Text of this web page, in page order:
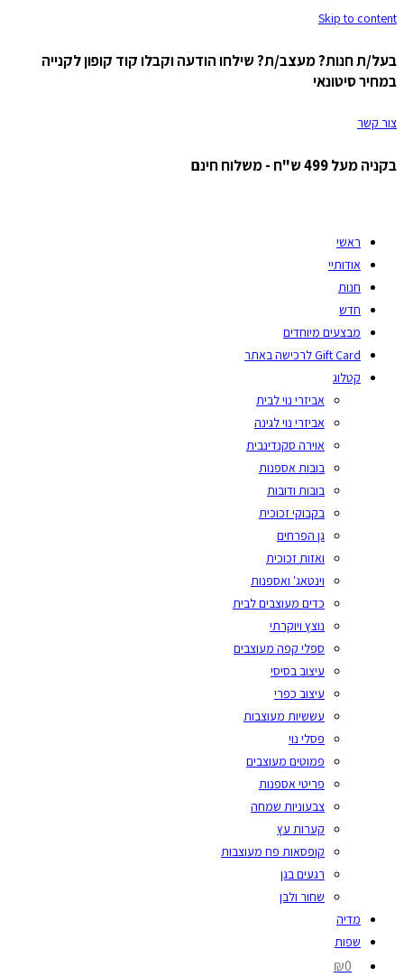
Skip to content
בעל/ת חנות? מעצב/ת? שילחו הודעה וקבלו קוד קופון לקנייה
במחיר סיטונאי
צור קשר
בקניה מעל 499 ש"ח - משלוח חינם
ראשי
אודותיי
חנות
חדש
מבצעים מיוחדים
Gift Card לרכישה באתר
קטלוג
אביזרי נוי לבית
אביזרי נוי לגינה
אוירה סקנדינבית
בובות אספנות
בובות ודובות
בקבוקי זכוכית
גן הפרחים
ואזות זכוכית
וינטאג' ואספנות
כדים מעוצבים לבית
נוצץ ויוקרתי
ספלי קפה מעוצבים
עיצוב בסיסי
עיצוב כפרי
עששיות מעוצבות
פסלי נוי
פמוטים מעוצבים
פריטי אספנות
צבעוניות שמחה
קערות עץ
קופסאות פח מעוצבות
רגעים בגן
שחור ולבן
מדיה
שפות
₪0